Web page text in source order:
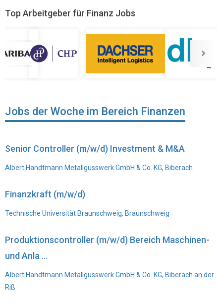
Top Arbeitgeber für Finanz Jobs
Jobs der Woche im Bereich Finanzen
Senior Controller (m/w/d) Investment & M&A
Albert Handtmann Metallgusswerk GmbH & Co. KG, Biberach
Finanzkraft (m/w/d)
Technische Universität Braunschweig, Braunschweig
Produktionscontroller (m/w/d) Bereich Maschinen-
und Anla ...
Albert Handtmann Metallgusswerk GmbH & Co. KG, Biberach an der
Riß